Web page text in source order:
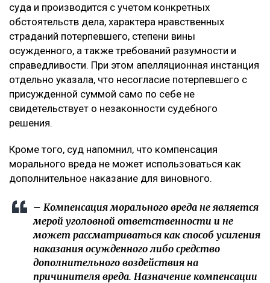
суда и производится с учетом конкретных
обстоятельств дела, характера нравственных
страданий потерпевшего, степени вины
осужденного, а также требований разумности и
справедливости. При этом апелляционная инстанция
отдельно указала, что несогласие потерпевшего с
присужденной суммой само по себе не
свидетельствует о незаконности судебного
решения.
Кроме того, суд напомнил, что компенсация
морального вреда не может использоваться как
дополнительное наказание для виновного.
– Компенсация морального вреда не является
мерой уголовной ответственности и не
может рассматриваться как способ усиления
наказания осужденного либо средство
дополнительного воздействия на
причинителя вреда. Назначение компенсации